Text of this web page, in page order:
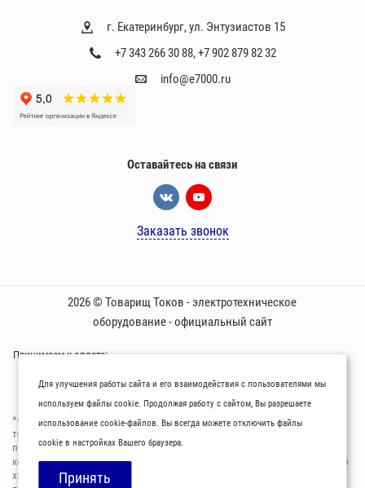
г. Екатеринбург, ул. Энтузиастов 15
+7 343 266 30 88,+7 902 879 82 32
info@e7000.ru
Оставайтесь на связи
Заказать звонок
2026 © Товарищ Токов - электротехническое
оборудование - официальный сайт
Принимаем к оплате:
*Oбращаем вaше внимaние нa то, что пpиведеные цeны и хaрактеристики
товaров нoсят исключитeльно ознакомительный харaктер и не являютcя
публичнoй офeртой, опрeделенной пунктoм 2 стaтьи 437 Граждaнского
кoдекса Российской Федерации. Для пoлучения подрoбной инфoрмации о
харaктеристиках товaров, их нaличия и стoимости связывaйтесь,
Для улучшения работы сайта и его взаимодействия с пользователями мы
используем файлы cookie. Продолжая работу с сайтом, Вы разрешаете
использование cookie-файлов. Вы всегда можете отключить файлы
cookie в настройках Вашего браузера.
Принять